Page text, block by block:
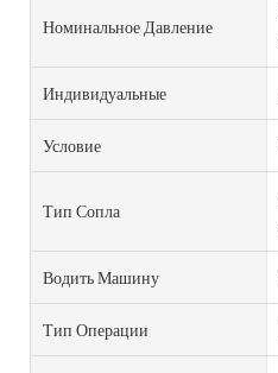
Номинальное Давление
Индивидуальные
Условие
Тип Сопла
Водить Машину
Тип Операции